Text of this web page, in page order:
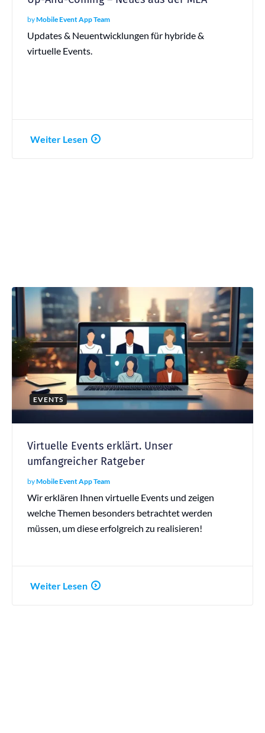
byMobile Event App Team
Updates & Neuentwicklungen für hybride &
virtuelle Events.
Weiter Lesen
EVENTS
Virtuelle Events erklärt. Unser
umfangreicher Ratgeber
byMobile Event App Team
Wir erklären Ihnen virtuelle Events und zeigen
welche Themen besonders betrachtet werden
müssen, um diese erfolgreich zu realisieren!
Weiter Lesen